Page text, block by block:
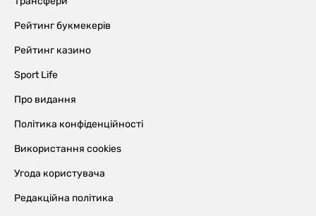
Рейтинг букмекерів
Рейтинг казино
Sport Life
Про видання
Політика конфіденційності
Використання cookies
Угода користувача
Редакційна політика